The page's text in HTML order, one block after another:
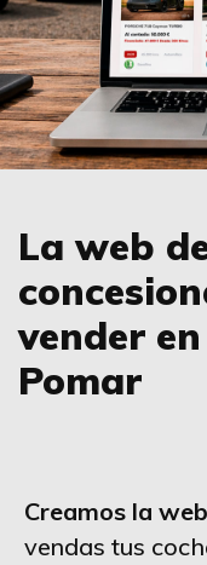
La web
vender
Pomar
Creamos la web
vendas tus